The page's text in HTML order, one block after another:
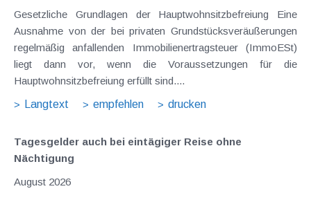
Gesetzliche Grundlagen der Hauptwohnsitzbefreiung Eine
Ausnahme von der bei privaten Grundstücksveräußerungen
regelmäßig anfallenden Immobilienertragsteuer (ImmoESt)
liegt dann vor, wenn die Voraussetzungen für die
Hauptwohnsitzbefreiung erfüllt sind....
Langtext
empfehlen drucken
Tagesgelder auch bei eintägiger Reise ohne
Nächtigung
August 2026